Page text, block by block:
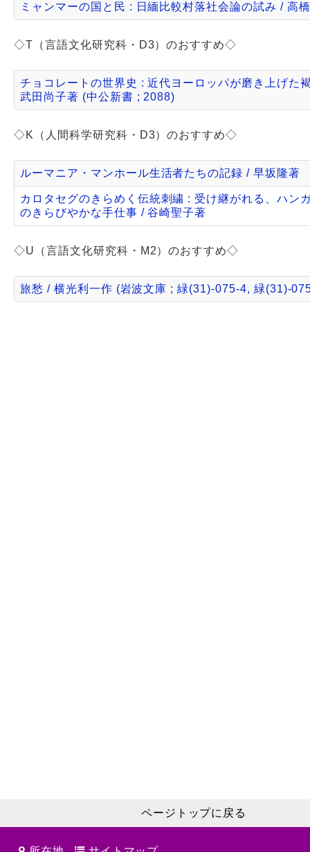
ミャンマーの国と民 : 日緬比較村落社会論の試み / 高
◇T（言語文化研究科・D3）のおすすめ◇
チョコレートの世界史 : 近代ヨーロッパが磨き上げた
武田尚子著 (中公新書 ; 2088)
◇K（人間科学研究科・D3）のおすすめ◇
ルーマニア・マンホール生活者たちの記録 / 早坂隆著
カロタセグのきらめく伝統刺繍 : 受け継がれる、ハン
のきらびやかな手仕事 / 谷崎聖子著
◇U（言語文化研究科・M2）のおすすめ◇
旅愁 / 横光利一作 (岩波文庫 ; 緑(31)-075-4, 緑(31)-
ページトップに戻る